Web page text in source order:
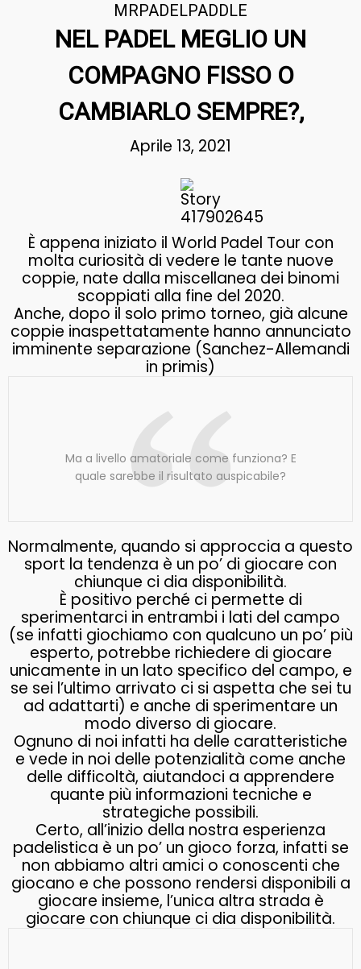
MRPADELPADDLE
NEL PADEL MEGLIO UN
COMPAGNO FISSO O
CAMBIARLO SEMPRE?,
Aprile 13, 2021
È appena iniziato il World Padel Tour con
molta curiosità di vedere le tante nuove
coppie, nate dalla miscellanea dei binomi
scoppiati alla fine del 2020.
Anche, dopo il solo primo torneo, già alcune
coppie inaspettatamente hanno annunciato
imminente separazione (Sanchez-Allemandi
in primis)
Ma a livello amatoriale come funziona? E
quale sarebbe il risultato auspicabile?
Normalmente, quando si approccia a questo
sport la tendenza è un po’ di giocare con
chiunque ci dia disponibilità.
È positivo perché ci permette di
sperimentarci in entrambi i lati del campo
(se infatti giochiamo con qualcuno un po’ più
esperto, potrebbe richiedere di giocare
unicamente in un lato specifico del campo, e
se sei l’ultimo arrivato ci si aspetta che sei tu
ad adattarti) e anche di sperimentare un
modo diverso di giocare.
Ognuno di noi infatti ha delle caratteristiche
e vede in noi delle potenzialità come anche
delle difficoltà, aiutandoci a apprendere
quante più informazioni tecniche e
strategiche possibili.
Certo, all’inizio della nostra esperienza
padelistica è un po’ un gioco forza, infatti se
non abbiamo altri amici o conoscenti che
giocano e che possono rendersi disponibili a
giocare insieme, l’unica altra strada è
giocare con chiunque ci dia disponibilità.